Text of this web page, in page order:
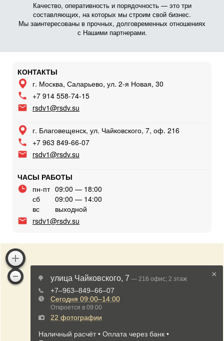
Качество, оперативность и порядочность — это три
составляющих, на которых мы строим свой бизнес.
Мы заинтересованы в прочных, долговременных отношениях
с Нашими партнерами.
КОНТАКТЫ
г. Москва, Саларьево, ул. 2-я Новая, 30
+7 914 558-74-15
rsdv1@rsdv.su
г. Благовещенск, ул. Чайковского, 7, оф. 216
+7 963 849-66-07
rsdv1@rsdv.su
ЧАСЫ РАБОТЫ
пн-пт 09:00 — 18:00
сб
09:00 — 14:00
вс
выходной
rsdv1@rsdv.su